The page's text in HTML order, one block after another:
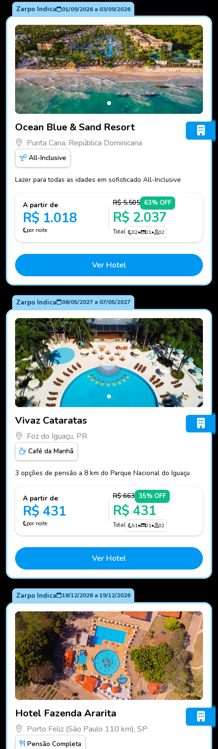
Zarpo Indica 01/09/2026a 03/09/2026
Ocean Blue & Sand Resort
Punta Cana, República Dominicana
All-Inclusive
Lazer para todas as idades em sofisticado All-Inclusive
A partir de
R$ 1.018
por noite
R$ 5.505 63% OFF
R$ 2.037
Total 02• 01• 02
Ver Hotel
Zarpo Indica 06/05/2027a 07/05/2027
Vivaz Cataratas
Foz do Iguaçu, PR
Café da Manhã
3 opções de pensão a 8 km do Parque Nacional do Iguaçu
A partir de
R$ 431
por noite
R$ 663 35% OFF
R$ 431
Total 01• 01• 02
Ver Hotel
Zarpo Indica 18/12/2026a 19/12/2026
Hotel Fazenda Ararita
Porto Feliz (São Paulo 110 km), SP
Pensão Completa